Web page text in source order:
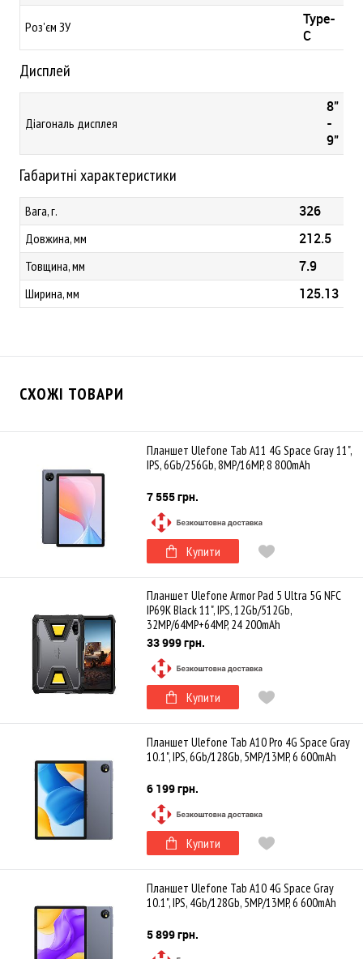
Роз'єм ЗУ
Type-
C
Дисплей
Діагональ дисплея
8"
-
9"
Габаритні характеристики
Вага, г. 326
Довжина, мм 212.5
Товщина, мм 7.9
Ширина, мм 125.13
СХОЖІ ТОВАРИ
Планшет Ulefone Tab A11 4G Space Gray 11",
IPS, 6Gb/256Gb, 8MP/16MP, 8 800mAh
7 555 грн.
Купити
Планшет Ulefone Armor Pad 5 Ultra 5G NFC
IP69K Black 11", IPS, 12Gb/512Gb,
32MP/64MP+64MP, 24 200mAh
33 999 грн.
Купити
Планшет Ulefone Tab A10 Pro 4G Space Gray
10.1", IPS, 6Gb/128Gb, 5MP/13MP, 6 600mAh
6 199 грн.
Купити
Планшет Ulefone Tab A10 4G Space Gray
10.1", IPS, 4Gb/128Gb, 5MP/13MP, 6 600mAh
5 899 грн.